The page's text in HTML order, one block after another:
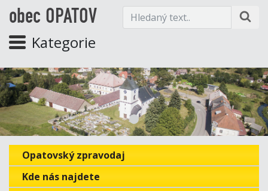
obec OPATOV
Kategorie
Opatovský zpravodaj
Kde nás najdete